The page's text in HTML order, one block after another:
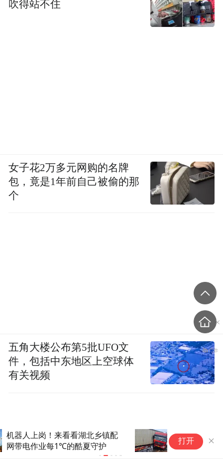
台风天高速惊魂一刻！挂车撞护
栏司机被困，奉贤消防紧急破拆
开局“十五
一“芯”北上
打开
吹得站不住
女子花2万多元网购的名牌
包，竟是1年前自己被偷的那
个
五角大楼公布第5批UFO文
件，包括中东地区上空球体
有关视频